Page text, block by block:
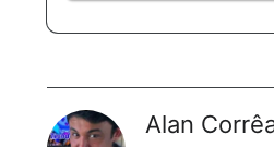
Alan